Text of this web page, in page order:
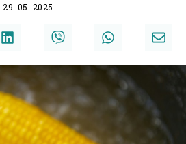
29. 05. 2025.